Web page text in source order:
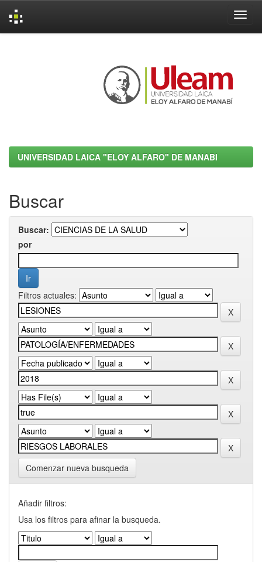
UNIVERSIDAD LAICA "ELOY ALFARO" DE MANABI
Buscar
Buscar:
por
Filtros actuales:
Comenzar nueva busqueda
Añadir filtros:
Usa los filtros para afinar la busqueda.